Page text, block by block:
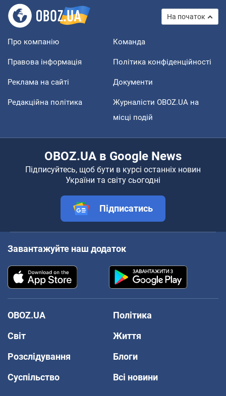
На початок
Про компанію Команда
Правова інформація Політика конфіденційності
Реклама на сайті Документи
Редакційна політика
Журналісти OBOZ.UA на
місці подій
OBOZ.UA в Google News
Підписуйтесь, щоб бути в курсі останніх новин
України та світу сьогодні
Підписатись
Завантажуйте наш додаток
OBOZ.UA
Політика
Світ
Життя
Розслідування
Блоги
Суспільство
Всі новини